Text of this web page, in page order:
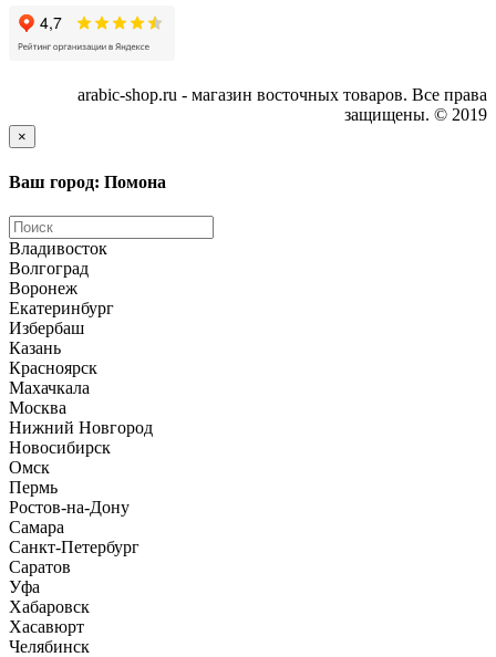
arabic-shop.ru - магазин восточных товаров. Все права
защищены. © 2019
×
Ваш город: Помона
Владивосток
Волгоград
Воронеж
Екатеринбург
Избербаш
Казань
Красноярск
Махачкала
Москва
Нижний Новгород
Новосибирск
Омск
Пермь
Ростов-на-Дону
Самара
Санкт-Петербург
Саратов
Уфа
Хабаровск
Хасавюрт
Челябинск